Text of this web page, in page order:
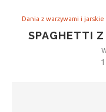
Dania z warzywami i jarskie
SPAGHETTI Z